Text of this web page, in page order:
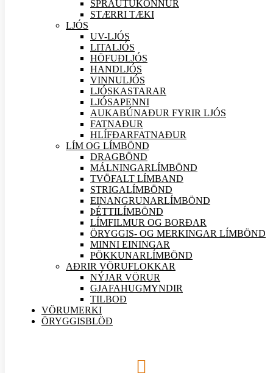
SPRAUTUKÖNNUR
STÆRRI TÆKI
LJÓS
UV-LJÓS
LITALJÓS
HÖFUÐLJÓS
HANDLJÓS
VINNULJÓS
LJÓSKASTARAR
LJÓSAPENNI
AUKABÚNAÐUR FYRIR LJÓS
FATNAÐUR
HLÍFÐARFATNAÐUR
LÍM OG LÍMBÖND
DRAGBÖND
MÁLNINGARLÍMBÖND
TVÖFALT LÍMBAND
STRIGALÍMBÖND
EINANGRUNARLÍMBÖND
ÞÉTTILÍMBÖND
LÍMFILMUR OG BORÐAR
ÖRYGGIS- OG MERKINGAR LÍMBÖND
MINNI EININGAR
PÖKKUNARLÍMBÖND
AÐRIR VÖRUFLOKKAR
NÝJAR VÖRUR
GJAFAHUGMYNDIR
TILBOÐ
VÖRUMERKI
ÖRYGGISBLÖÐ
